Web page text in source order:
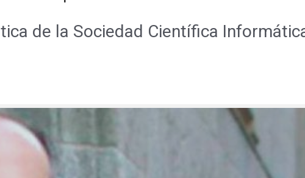
de la Sociedad Científica